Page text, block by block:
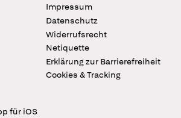
Impressum
Datenschutz
Widerrufsrecht
Netiquette
Erklärung zur Barrierefreiheit
Cookies & Tracking
für iOS